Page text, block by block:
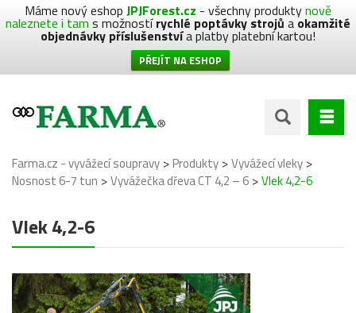
Máme nový eshop JPJForest.cz - všechny produktynově
naleznete i tam s možnostírychlé poptávky strojů a okamžité
objednávky příslušenstvía platby platební kartou!
PŘEJÍT NA ESHOP
Farma.cz - vyvážecí soupravy >Produkty >Vyvážecí vleky >
Nosnost 6-7 tun >Vyvážečka dřeva CT 4,2 – 6 >Vlek 4,2-6
Vlek 4,2-6